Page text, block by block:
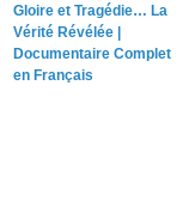
Gloire et Tragédie… La
Vérité Révélée |
Documentaire Complet
en Français